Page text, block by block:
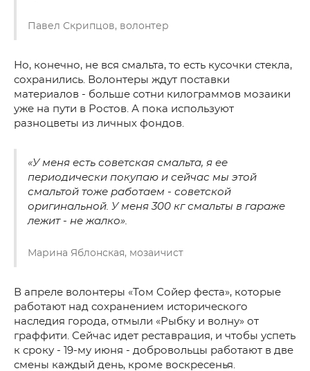
Павел Скрипцов, волонтер
Но, конечно, не вся смальта, то есть кусочки стекла,
сохранились. Волонтеры ждут поставки
материалов - больше сотни килограммов мозаики
уже на пути в Ростов. А пока используют
разноцветы из личных фондов.
«У меня есть советская смальта, я ее
периодически покупаю и сейчас мы этой
смальтой тоже работаем - советской
оригинальной. У меня 300 кг смальты в гараже
лежит - не жалко».
Марина Яблонская, мозаичист
В апреле волонтеры «Том Сойер феста», которые
работают над сохранением исторического
наследия города, отмыли «Рыбку и волну» от
граффити. Сейчас идет реставрация, и чтобы успеть
к сроку - 19-му июня - добровольцы работают в две
смены каждый день, кроме воскресенья.